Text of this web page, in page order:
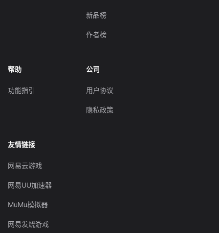
新品榜
作者榜
帮助
功能指引
公司
用户协议
隐私政策
友情链接
网易云游戏
网易UU加速器
MuMu模拟器
网易发烧游戏